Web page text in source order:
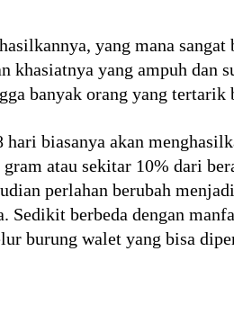
yang mana sangat
khasiatnya yang ampuh dan
banyak orang yang tertarik
biasanya akan
atau sekitar 10% dari
perlahan berubah
berbeda dengan
burung walet yang bisa